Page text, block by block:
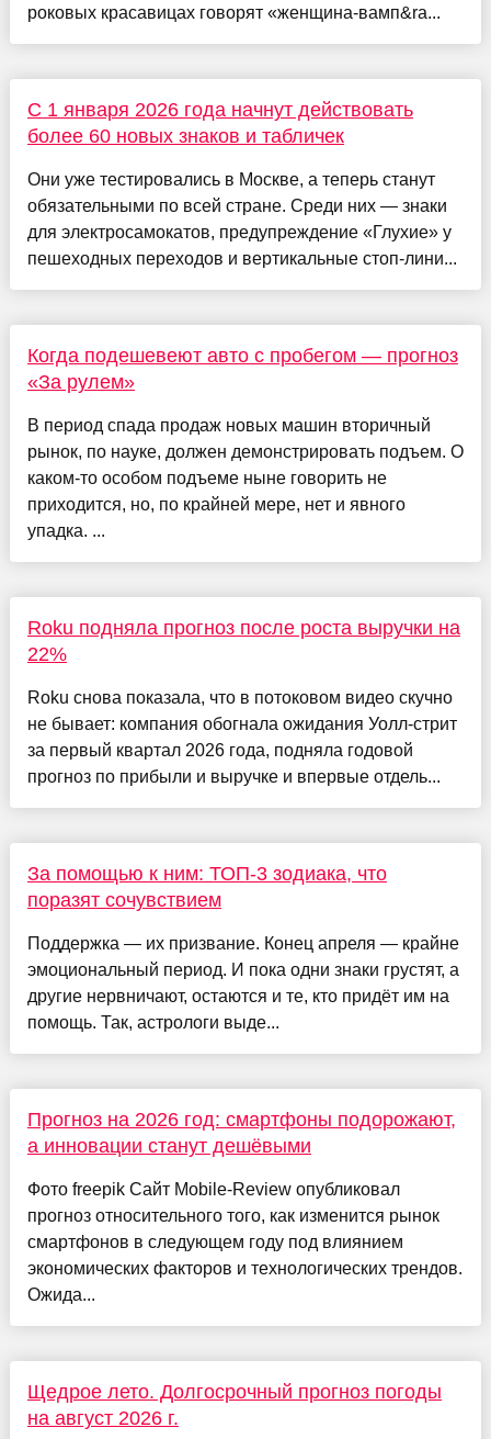
роковых красавицах говорят «женщина-вамп&ra...
С 1 января 2026 года начнут действовать
более 60 новых знаков и табличек
Они уже тестировались в Москве, а теперь станут
обязательными по всей стране. Среди них — знаки
для электросамокатов, предупреждение «Глухие» у
пешеходных переходов и вертикальные стоп-лини...
Когда подешевеют авто с пробегом — прогноз
«За рулем»
В период спада продаж новых машин вторичный
рынок, по науке, должен демонстрировать подъем. О
каком-то особом подъеме ныне говорить не
приходится, но, по крайней мере, нет и явного
упадка. ...
Roku подняла прогноз после роста выручки на
22%
Roku снова показала, что в потоковом видео скучно
не бывает: компания обогнала ожидания Уолл-стрит
за первый квартал 2026 года, подняла годовой
прогноз по прибыли и выручке и впервые отдель...
За помощью к ним: ТОП-3 зодиака, что
поразят сочувствием
Поддержка — их призвание. Конец апреля — крайне
эмоциональный период. И пока одни знаки грустят, а
другие нервничают, остаются и те, кто придёт им на
помощь. Так, астрологи выде...
Прогноз на 2026 год: смартфоны подорожают,
а инновации станут дешёвыми
Фото freepik Сайт Mobile-Review опубликовал
прогноз относительного того, как изменится рынок
смартфонов в следующем году под влиянием
экономических факторов и технологических трендов.
Ожида...
Щедрое лето. Долгосрочный прогноз погоды
на август 2026 г.